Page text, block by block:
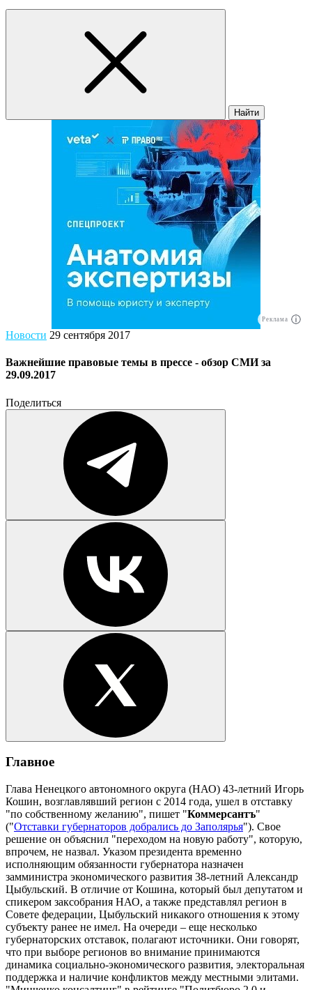
Найти
Реклама
Новости 29 сентября 2017
Важнейшие правовые темы в прессе - обзор СМИ за
29.09.2017
Поделиться
Главное
Глава Ненецкого автономного округа (НАО) 43-летний Игорь
Кошин, возглавлявший регион с 2014 года, ушел в отставку
"по собственному желанию", пишет "Коммерсантъ"
("Отставки губернаторов добрались до Заполярья"). Свое
решение он объяснил "переходом на новую работу", которую,
впрочем, не назвал. Указом президента временно
исполняющим обязанности губернатора назначен
замминистра экономического развития 38-летний Александр
Цыбульский. В отличие от Кошина, который был депутатом и
спикером заксобрания НАО, а также представлял регион в
Совете федерации, Цыбульский никакого отношения к этому
субъекту ранее не имел. На очереди – еще несколько
губернаторских отставок, полагают источники. Они говорят,
что при выборе регионов во внимание принимаются
динамика социально-экономического развития, электоральная
поддержка и наличие конфликтов между местными элитами.